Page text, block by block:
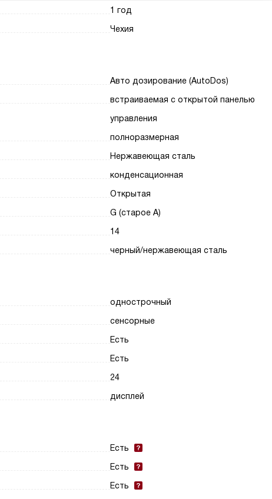
1 год
Чехия
Авто дозирование (AutoDos)
встраиваемая с открытой панелью
управления
полноразмерная
Нержавеющая сталь
конденсационная
Открытая
G (старое A)
14
черный/нержавеющая сталь
однострочный
сенсорные
Есть
Есть
24
дисплей
Есть
Есть
Есть